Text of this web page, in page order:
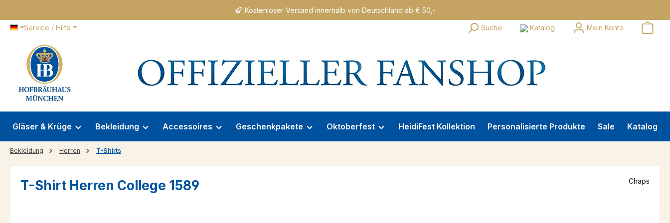
Kostenloser Versand innerhalb von Deutschland ab € 50,-
Service / Hilfe Suche Katalog Mein Konto
Gläser & Krüge Bekleidung Accessoires Geschenkpakete Oktoberfest HeidiFest Kollektion Personalisierte Produkte Sale Katalog
Bekleidung Herren T-Shirts
T-Shirt Herren College 1589 Chaps